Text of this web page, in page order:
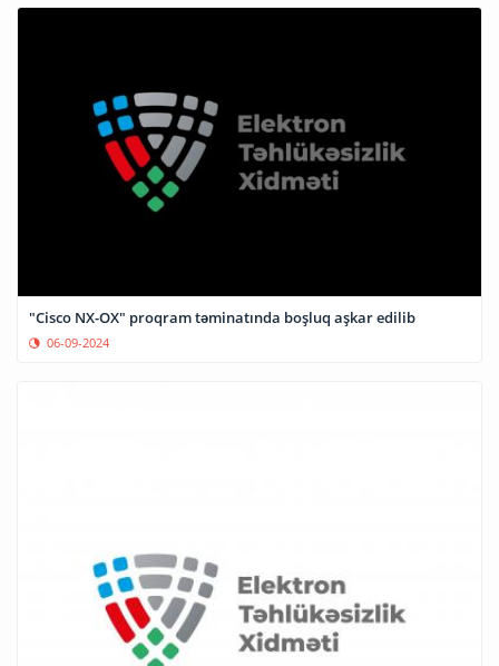
"Cisco NX-OX" proqram təminatında boşluq aşkar edilib
06-09-2024